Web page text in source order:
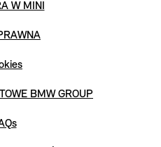
W MINI
BMW GROUP